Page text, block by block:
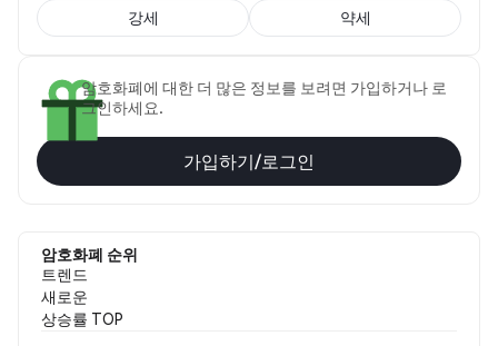
강세 약세
암호화폐에 대한 더 많은 정보를 보려면 가입하거나 로
그인하세요.
가입하기/로그인
암호화폐 순위
트렌드
새로운
상승률 TOP